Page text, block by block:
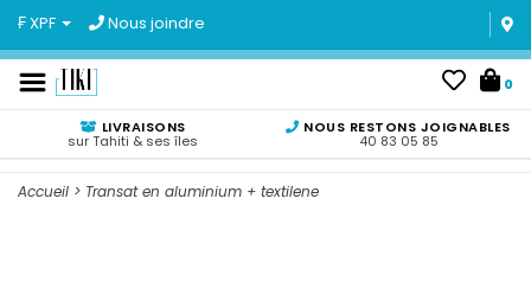
₣ XPF Nous joindre
0
LIVRAISONS
sur Tahiti & ses îles
NOUS RESTONS JOIGNABLES
40 83 05 85
Accueil > Transat en aluminium + textilene